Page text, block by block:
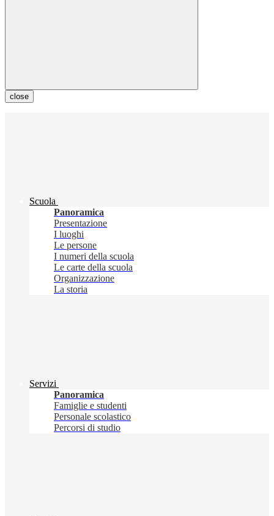
close
Scuola
Panoramica
Presentazione
I luoghi
Le persone
I numeri della scuola
Le carte della scuola
Organizzazione
La storia
Servizi
Panoramica
Famiglie e studenti
Personale scolastico
Percorsi di studio